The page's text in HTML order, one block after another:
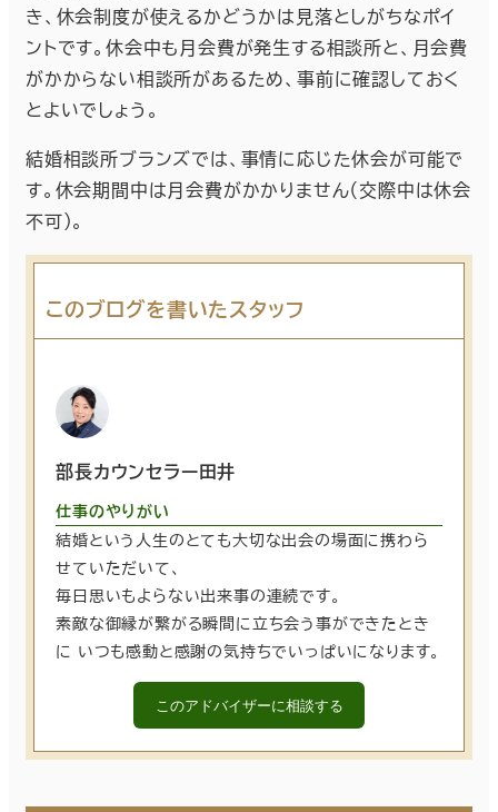
き、休会制度が使えるかどうかは見落としがちなポイ
ントです。休会中も月会費が発生する相談所と、月会費
がかからない相談所があるため、事前に確認しておく
とよいでしょう。
結婚相談所ブランズでは、事情に応じた休会が可能で
す。休会期間中は月会費がかかりません（交際中は休会
不可）。
このブログを書いたスタッフ
部長カウンセラー田井
仕事のやりがい
結婚という人生のとても大切な出会の場面に携わら
せていただいて、
毎日思いもよらない出来事の連続です。
素敵な御縁が繋がる瞬間に立ち会う事ができたとき
に いつも感動と感謝の気持ちでいっぱいになります。
このアドバイザーに相談する